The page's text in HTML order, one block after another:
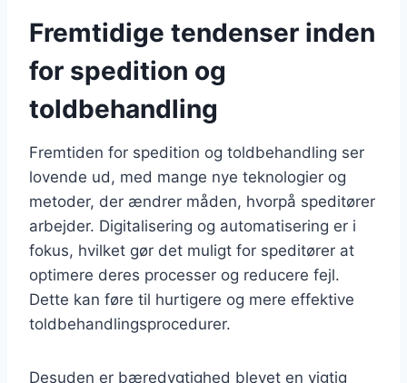
Fremtidige tendenser inden
for spedition og
toldbehandling
Fremtiden for spedition og toldbehandling ser
lovende ud, med mange nye teknologier og
metoder, der ændrer måden, hvorpå speditører
arbejder. Digitalisering og automatisering er i
fokus, hvilket gør det muligt for speditører at
optimere deres processer og reducere fejl.
Dette kan føre til hurtigere og mere effektive
toldbehandlingsprocedurer.
Desuden er bæredygtighed blevet en vigtig